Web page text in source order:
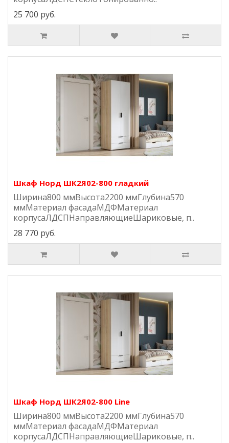
25 700 руб.
Шкаф Норд ШК2Я02-800 гладкий
Ширина800 ммВысота2200 ммГлубина570
ммМатериал фасадаМДФМатериал
корпусаЛДСПНаправляющиеШариковые, п..
28 770 руб.
Шкаф Норд ШК2Я02-800 Line
Ширина800 ммВысота2200 ммГлубина570
ммМатериал фасадаМДФМатериал
корпусаЛДСПНаправляющиеШариковые, п..